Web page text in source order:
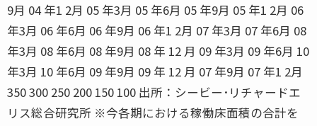
9月 04 年1 2月 05 年3月 05 年6月 05 年9月 05 年1 2月 06
年3月 06 年6月 06 年9月 06 年1 2月 07 年3月 07 年6月 08
年3月 08 年6月 08 年9月 08 年 12 月 09 年3月 09 年6月 10
年3月 10 年6月 09 年9月 09 年 12 月 07 年9月 07 年1 2月
350 300 250 200 150 100 出所：シービー･リチャードエ
リス総合研究所 ※今各期における稼働床面積の合計を